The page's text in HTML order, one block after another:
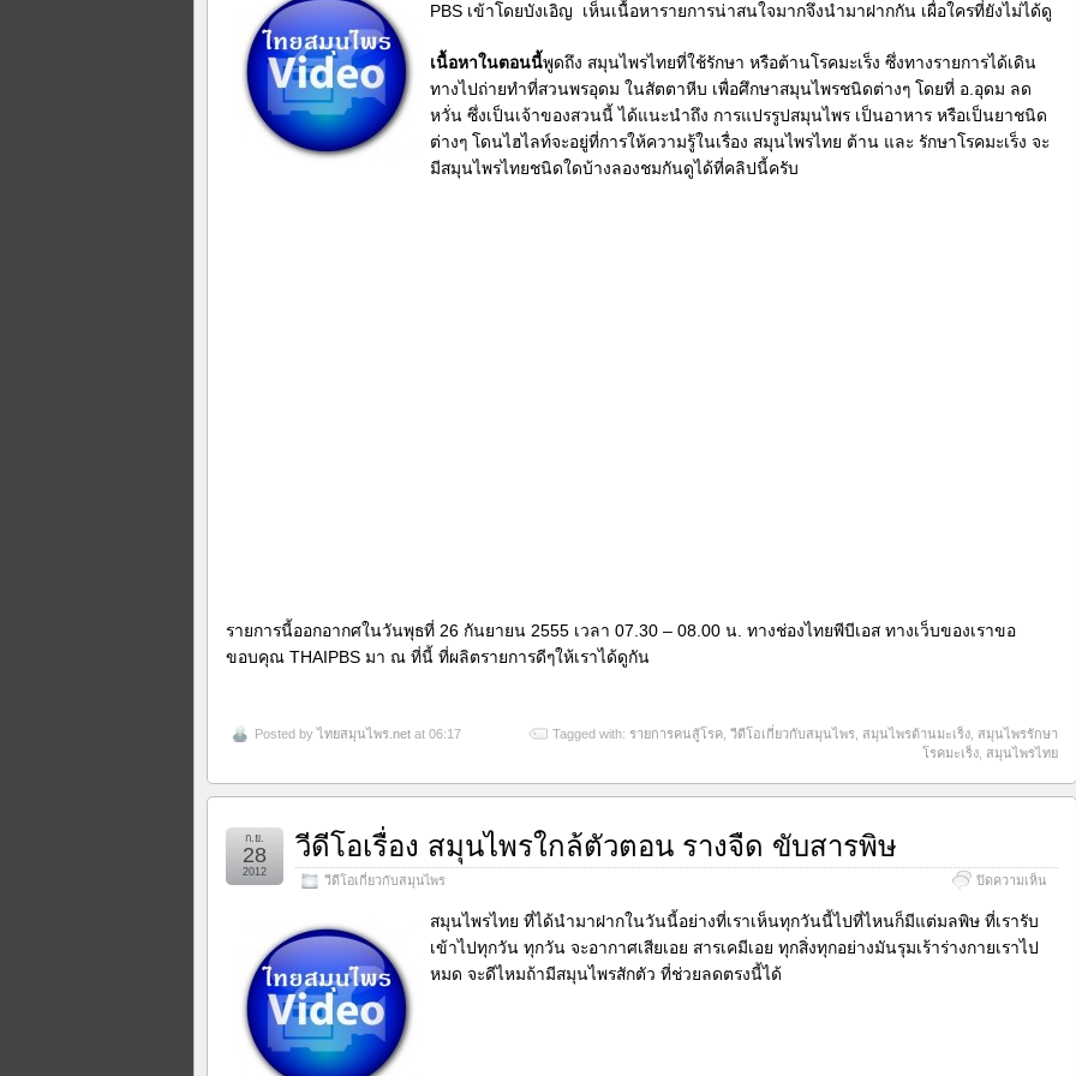
สมุนไ
PBS เข้าโดยบังเอิญ เห็นเนื้อหารายการน่าสนใจมากจึงนำมาฝากกัน เผื่อใครที่ยังไม่ได้ดู
เนื้อหาในตอนนี้พูดถึง สมุนไพรไทยที่ใช้รักษา หรือต้านโรคมะเร็ง ซึ่งทางรายการได้เดิน
ทางไปถ่ายทำที่สวนพรอุดม ในสัตตาหีบ เพื่อศึกษาสมุนไพรชนิดต่างๆ โดยที่ อ.อุดม ลด
หวั่น ซึ่งเป็นเจ้าของสวนนี้ ได้แนะนำถึง การแปรรูปสมุนไพร เป็นอาหาร หรือเป็นยาชนิด
ต่างๆ โดนไฮไลท์จะอยู่ที่การให้ความรู้ในเรื่อง สมุนไพรไทย ต้าน และ รักษาโรคมะเร็ง จะ
มีสมุนไพรไทยชนิดใดบ้างลองชมกันดูได้ที่คลิปนี้ครับ
รายการนี้ออกอากศในวันพุธที่ 26 กันยายน 2555 เวลา 07.30 – 08.00 น. ทางช่องไทยพีบีเอส ทางเว็บของเราขอ
ขอบคุณ THAIPBS มา ณ ที่นี้ ที่ผลิตรายการดีๆให้เราได้ดูกัน
Posted byไทยสมุนไพร.net at 06:17 Tagged with: รายการคนสู้โรค วีดีโอเกี่ยวกับสมุนไพร สมุนไพรต้านมะเร็ง สมุนไพรรักษา
โรคมะเร็ง สมุนไพรไทย
วีดีโอเรื่อง สมุนไพรใกล้ตัวตอน รางจืด ขับสารพิษ
วีดีโอเกี่ยวกับสมุนไพร ปิดความเห็นบน
ก.ย.
28
2012
สมุนไพรไทย ที่ได้นำมาฝากในวันนี้อย่างที่เราเห็นทุกวันนี้ไปที่ไหนก็มีแต่มลพิษ ที่เรารับ
เข้าไปทุกวัน ทุกวัน จะอากาศเสียเอย สารเคมีเอย ทุกสิ่งทุกอย่างมันรุมเร้าร่างกายเราไป
หมด จะดีไหมถ้ามีสมุนไพรสักตัว ที่ช่วยลดตรงนี้ได้